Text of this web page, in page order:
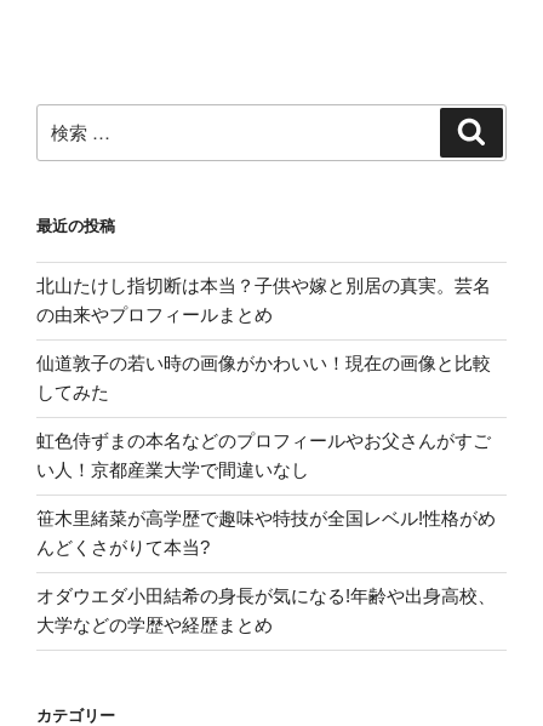
検
索:
最近の投稿
北山たけし指切断は本当？子供や嫁と別居の真実。芸名
の由来やプロフィールまとめ
仙道敦子の若い時の画像がかわいい！現在の画像と比較
してみた
虹色侍ずまの本名などのプロフィールやお父さんがすご
い人！京都産業大学で間違いなし
笹木里緒菜が高学歴で趣味や特技が全国レベル!性格がめ
んどくさがりて本当?
オダウエダ小田結希の身長が気になる!年齢や出身高校、
大学などの学歴や経歴まとめ
カテゴリー